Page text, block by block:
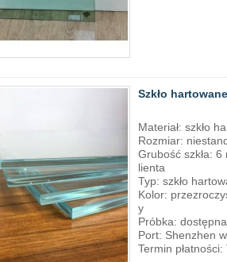
Szkło
Materiał: szkło
Rozmiar:
Grubość szkła:
lienta
Typ: szkło
Kolor:
y
Próbka: dostępna
Port: Shenzhen
Termin